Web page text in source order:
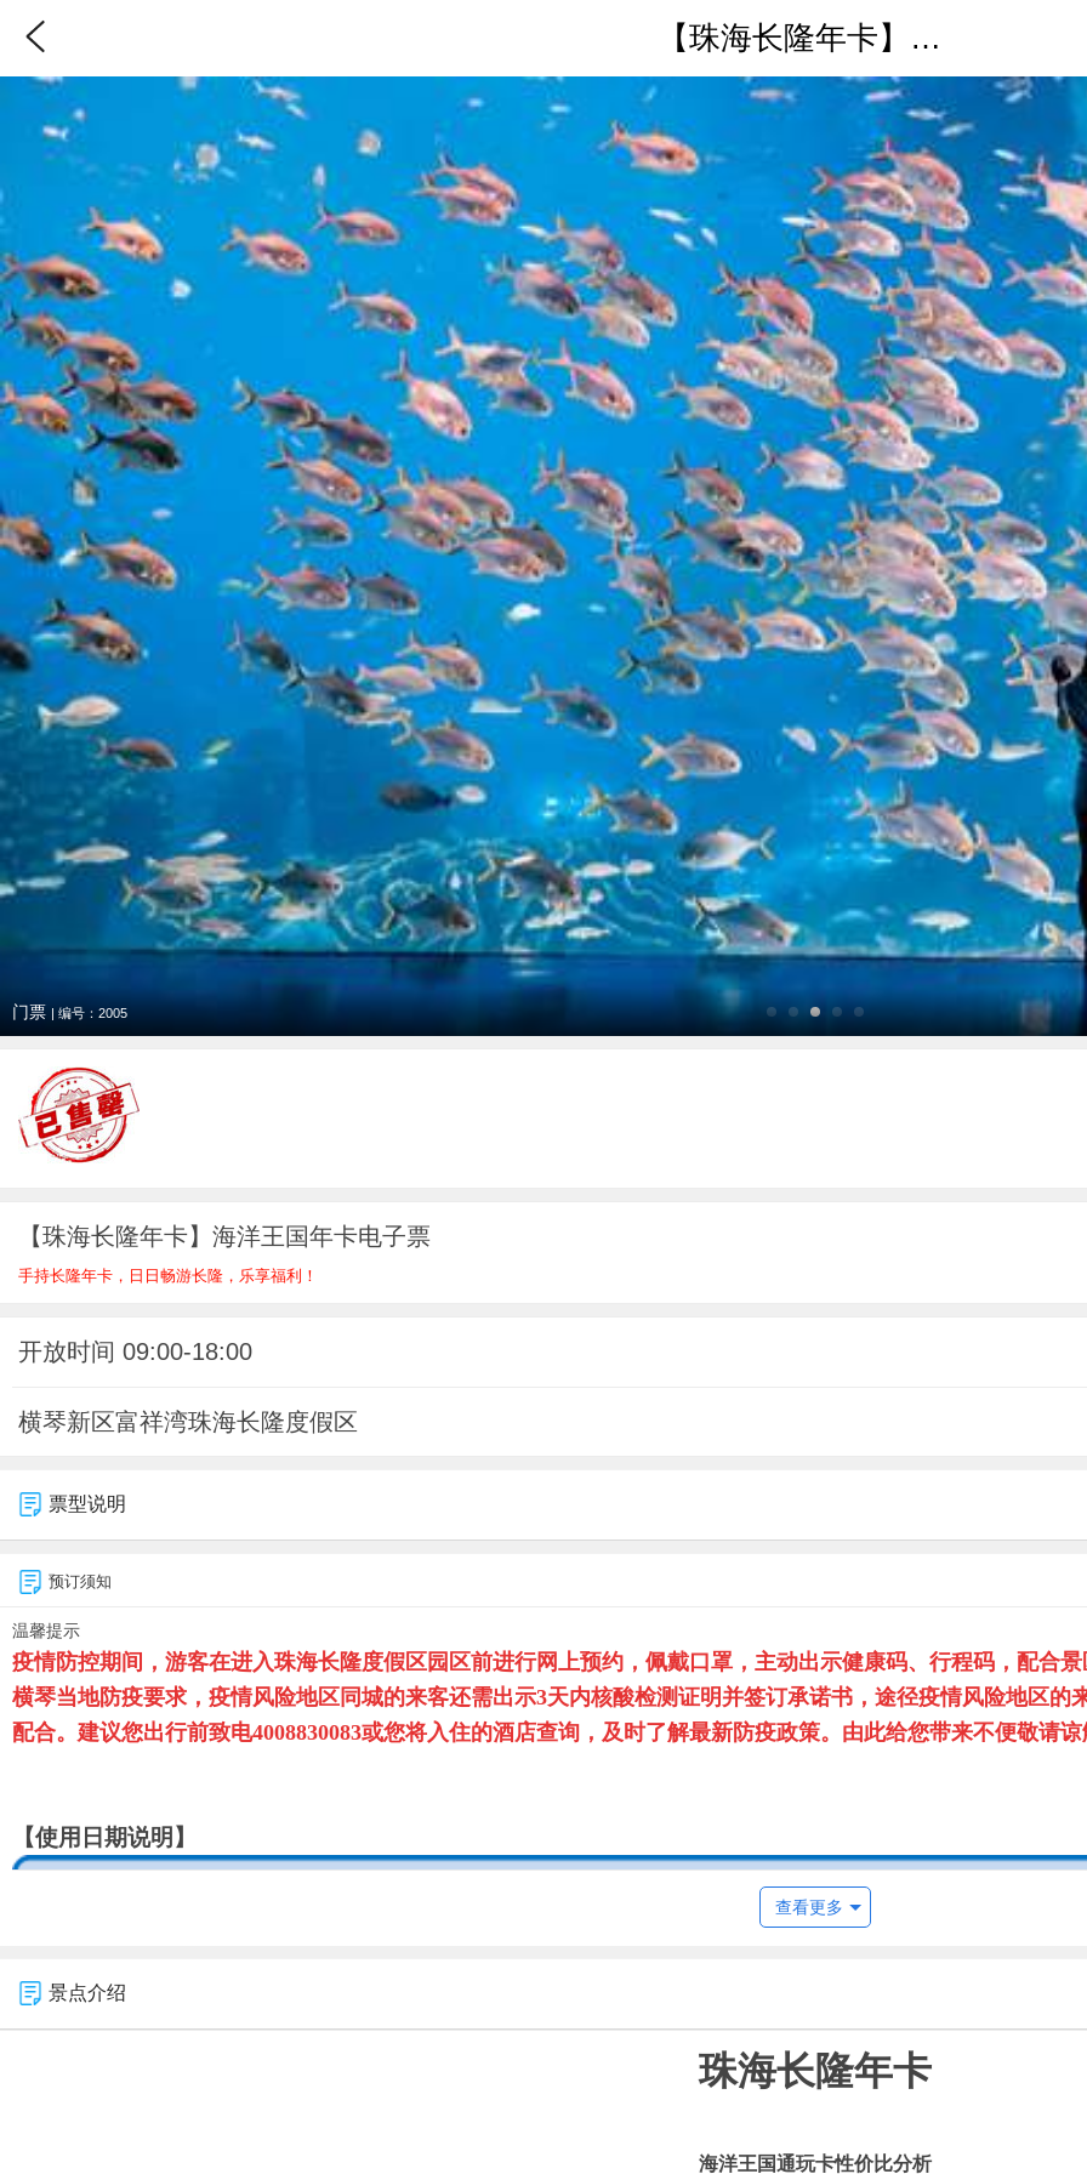
【珠海长隆年卡】海洋王国年卡电子票
门票 | 编号：2005
【珠海长隆年卡】海洋王国年卡电子票
手持长隆年卡，日日畅游长隆，乐享福利！
开放时间 09:00-18:00
横琴新区富祥湾珠海长隆度假区
票型说明
预订须知
温馨提示
疫情防控期间，游客在进入珠海长隆度假区园区前进行网上预约，佩戴口罩，主动出示健康码、行程码，配合
横琴当地防疫要求，疫情风险地区同城的来客还需出示3天内核酸检测证明并签订承诺书，途径疫情风险地区
配合。建议您出行前致电4008830083或您将入住的酒店查询，及时了解最新防疫政策。由此给您带来不便敬请
【使用日期说明】
查看更多
景点介绍
珠海长隆年卡
海洋王国通玩卡性价比分析